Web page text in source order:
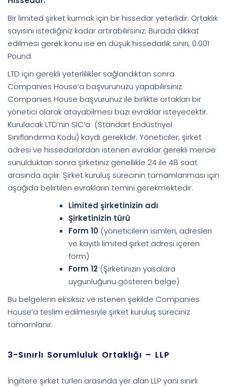
Bir limited şirket kurmak için bir hissedar yeterlidir. Ortaklık
sayısını istediğiniz kadar artırabilirsiniz. Burada dikkat
edilmesi gerek konu ise en düşük hissedarlık sınırı, 0.001
Pound.
LTD için gerekli yeterlilikler sağlandıktan sonra
Companies House’a başvurunuzu yapabilirsiniz.
Companies House başvurunuz ile birlikte ortakları bir
yönetici olarak atayabilmesi bazı evraklar isteyecektir.
Kurulacak LTD’nin SIC’a (Standart Endüstriyel
Sınıflandırma Kodu) kaydı gereklidir. Yöneticiler, şirket
adresi ve hissedarlardan istenen evraklar gerekli mercie
sunulduktan sonra şirketiniz genellikle 24 ile 48 saat
arasında açılır. Şirket kuruluş sürecinin tamamlanması için
aşağıda belirtilen evrakların temini gerekmektedir.
Limited şirketinizin adı
Şirketinizin türü
Form 10 (yöneticilerin isimleri, adresleri
ve kayıtlı limited şirket adresi içeren
form)
Form 12 (Şirketinizin yasalara
uygunluğunu gösteren belge)
Bu belgelerin eksiksiz ve istenen şekilde Companies
House’a teslim edilmesiyle şirket kuruluş süreciniz
tamamlanır.
3-Sınırlı Sorumluluk Ortaklığı – LLP
İngiltere şirket türleri arasında yer alan LLP yani sınırlı